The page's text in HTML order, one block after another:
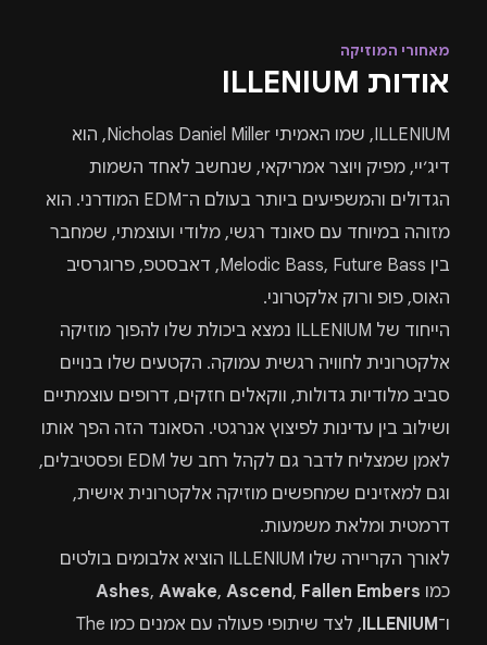
מאחורי המוזיקה
אודות ILLENIUM
ILLENIUM, שמו האמיתי Nicholas Daniel Miller, הוא
דיג׳יי, מפיק ויוצר אמריקאי, שנחשב לאחד השמות
הגדולים והמשפיעים ביותר בעולם ה־EDM המודרני. הוא
מזוהה במיוחד עם סאונד רגשי, מלודי ועוצמתי, שמחבר
בין Melodic Bass, Future Bass, דאבסטפ, פרוגרסיב
האוס, פופ ורוק אלקטרוני.
הייחוד של ILLENIUM נמצא ביכולת שלו להפוך מוזיקה
אלקטרונית לחוויה רגשית עמוקה. הקטעים שלו בנויים
סביב מלודיות גדולות, ווקאלים חזקים, דרופים עוצמתיים
ושילוב בין עדינות לפיצוץ אנרגטי. הסאונד הזה הפך אותו
לאמן שמצליח לדבר גם לקהל רחב של EDM ופסטיבלים,
וגם למאזינים שמחפשים מוזיקה אלקטרונית אישית,
דרמטית ומלאת משמעות.
לאורך הקריירה שלו ILLENIUM הוציא אלבומים בולטים
כמו
Ashes, Awake, Ascend, Fallen Embers
ו־ILLENIUM
, לצד שיתופי פעולה עם אמנים כמו The